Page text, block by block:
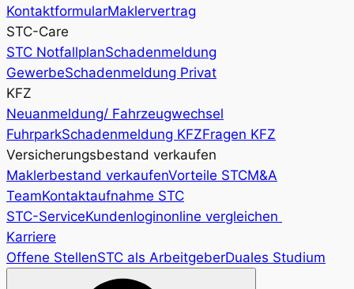
KontaktformularMaklervertrag
STC-Care
STC NotfallplanSchadenmeldung
GewerbeSchadenmeldung Privat
KFZ
Neuanmeldung/ Fahrzeugwechsel
FuhrparkSchadenmeldung KFZFragen KFZ
Versicherungsbestand verkaufen
Maklerbestand verkaufenVorteile STCM&A
TeamKontaktaufnahme STC
STC-ServiceKundenloginonline vergleichen
Karriere
Offene StellenSTC als ArbeitgeberDuales Studium